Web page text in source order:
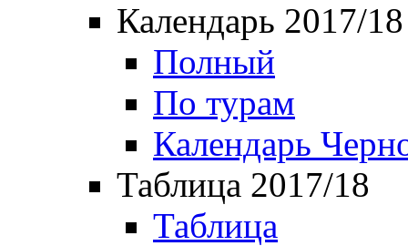
Календарь 2017/18
Полный
По турам
Календарь
Таблица 2017/18
Таблица